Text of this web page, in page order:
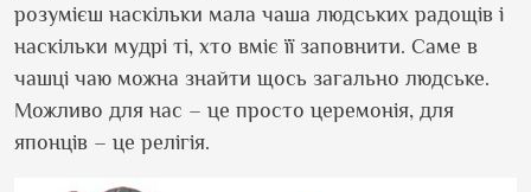
розумієш наскільки мала чаша людських радощів і
наскільки мудрі ті, хто вміє її заповнити. Саме в
чашці чаю можна знайти щось загально людське.
Можливо для нас – це просто церемонія, для
японців – це релігія.